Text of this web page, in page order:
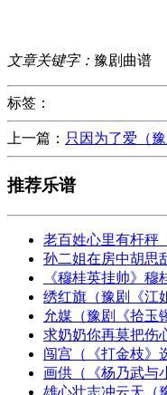
文章关键字： 豫剧曲谱
标签：
上一篇： 只因为了爱（豫
推荐乐谱
老百姓心里有杆秤
孙二姐在房中胡思
《穆桂英挂帅》
绣红旗（豫剧《江
允媒（豫剧《拾玉
求奶奶你再莫把伤
闯宫（《打金枝》
画供（《杨乃武与